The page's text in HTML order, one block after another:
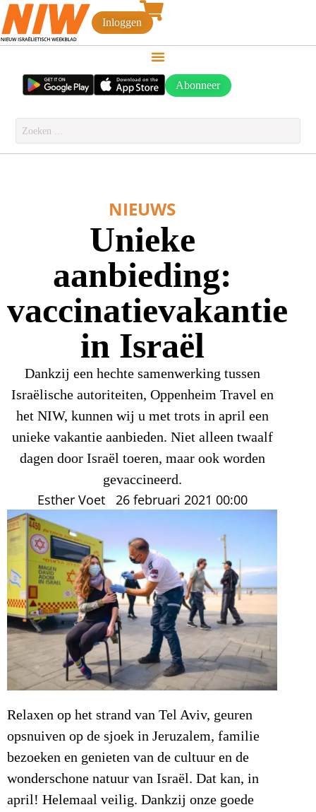
Inloggen
Abonneer
NIEUWS
Unieke
aanbieding:
vaccinatievakantie
in Israël
Dankzij een hechte samenwerking tussen
Israëlische autoriteiten, Oppenheim Travel en
het NIW, kunnen wij u met trots in april een
unieke vakantie aanbieden. Niet alleen twaalf
dagen door Israël toeren, maar ook worden
gevaccineerd.
Esther Voet 26 februari 2021 00:00
Relaxen op het strand van Tel Aviv, geuren
opsnuiven op de sjoek in Jeruzalem, familie
bezoeken en genieten van de cultuur en de
wonderschone natuur van Israël. Dat kan, in
april! Helemaal veilig. Dankzij onze goede